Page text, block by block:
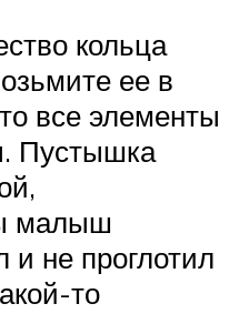
кольца
ее в
все элементы
Пустышка
малыш
и не проглотил
то